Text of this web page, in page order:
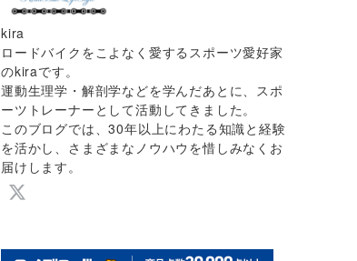
kira
ロードバイクをこよなく愛するスポーツ愛好家
のkiraです。
運動生理学・解剖学などを学んだあとに、スポ
ーツトレーナーとして活動してきました。
このブログでは、30年以上にわたる知識と経験
を活かし、さまざまなノウハウを惜しみなくお
届けします。